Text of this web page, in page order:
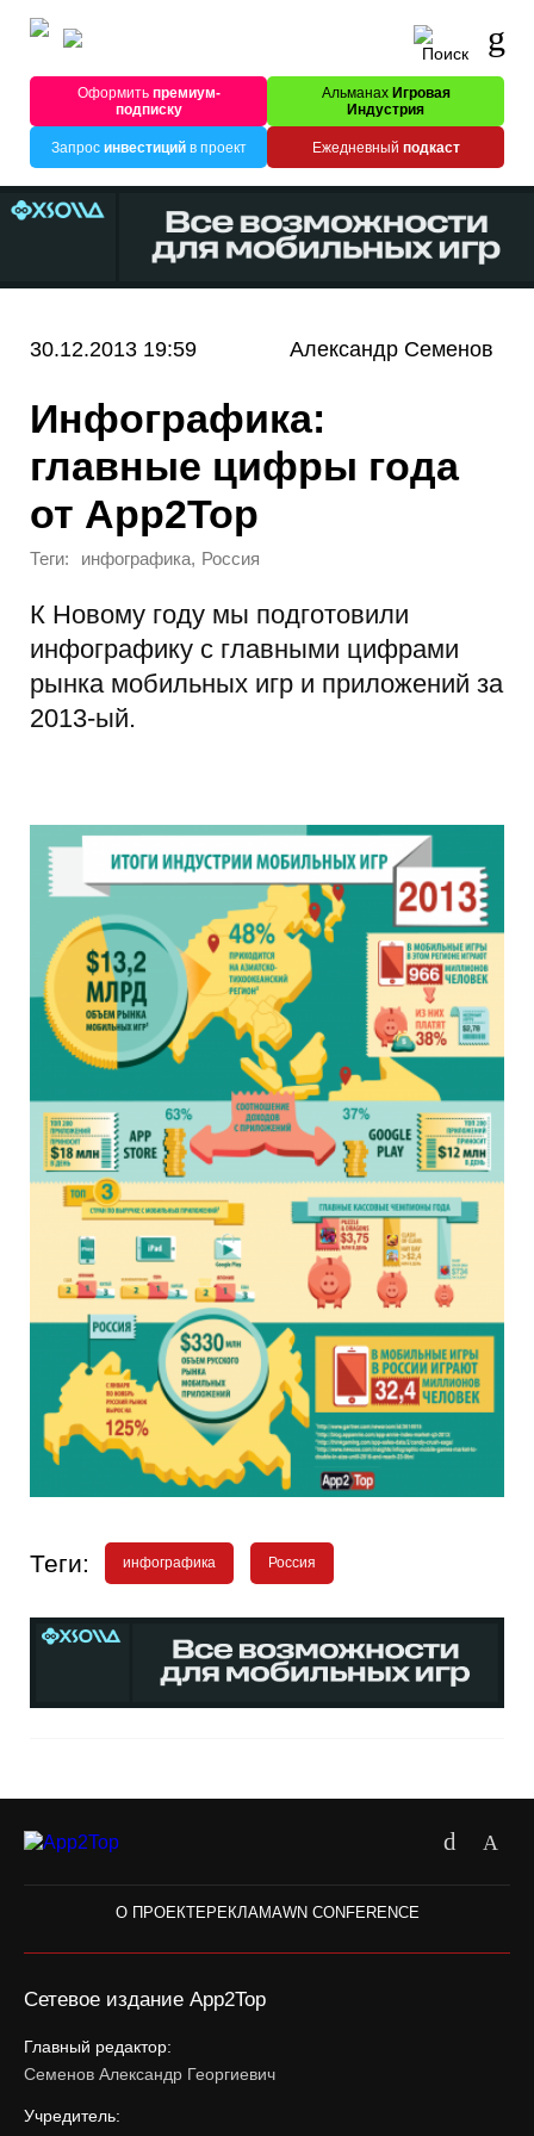
Оформитьпремиум-
подписку
Альманах Игровая
Индустрия
Запрос инвестицийв проект Ежедневный подкаст
30.12.2013 19:59 Александр Семенов
Инфографика:
главные цифры года
от App2Top
Теги: инфографика, Россия
К Новому году мы подготовили
инфографику с главными цифрами
рынка мобильных игр и приложений за
2013-ый.
Теги: инфографика Россия
О ПРОЕКТЕРЕКЛАМАWN CONFERENCE
Сетевое издание App2Top
Главный редактор:
Семенов Александр Георгиевич
Учредитель: